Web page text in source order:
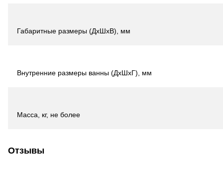
Габаритные размеры (ДхШхВ), мм
Внутренние размеры ванны (ДхШхГ), мм
Масса, кг, не более
Отзывы